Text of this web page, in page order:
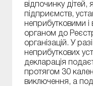
відпочинку дітей,
підприємств,
неприбутковими
органом до
організацій. У
неприбуткових
декларація
протягом 30
виключення, а